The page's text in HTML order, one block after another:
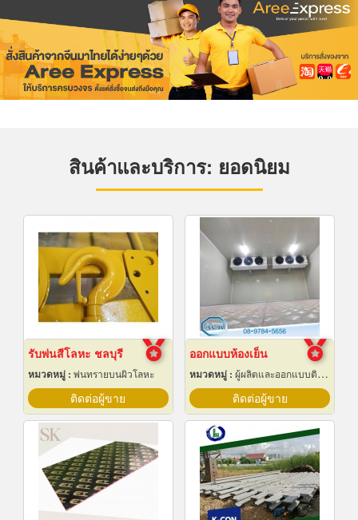
สินค้าและบริการ: ยอดนิยม
รับพ่นสีโลหะ ชลบุรี
หมวดหมู่ : พ่นทรายบนผิวโลหะ
ติดต่อผู้ขาย
ออกแบบห้องเย็น
หมวดหมู่ : ผู้ผลิตและออกแบบติดตั้งห้องเย็น
ติดต่อผู้ขาย